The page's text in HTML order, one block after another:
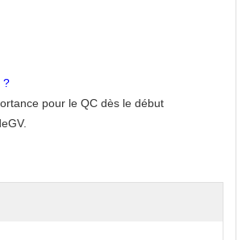
?
pour le QC dès le début